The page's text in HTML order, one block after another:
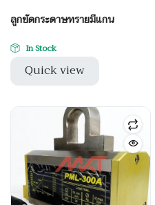
ลูกขัดกระดาษทรายมีแกน
In Stock
Quick view